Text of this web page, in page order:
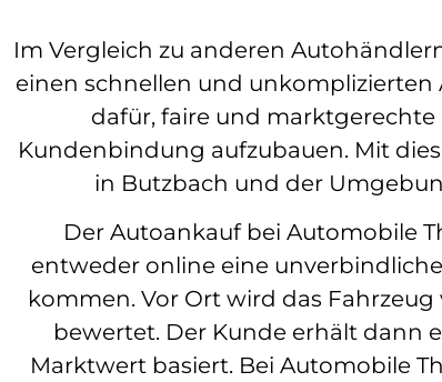
Im Vergleich zu anderen
einen schnellen und unkomplizierten
dafür, faire und marktgerechte
Kundenbindung aufzubauen. Mit
in Butzbach und der
Der Autoankauf bei Automobile
entweder online eine
kommen. Vor Ort wird das
bewertet. Der Kunde erhält dann
Marktwert basiert. Bei Automobile